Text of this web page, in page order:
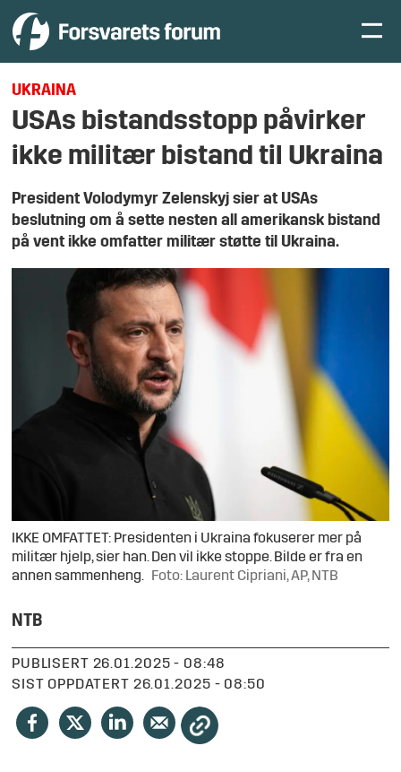
UKRAINA
USAs bistandsstopp påvirker
ikke militær bistand til Ukraina
President Volodymyr Zelenskyj sier at USAs
beslutning om å sette nesten all amerikansk bistand
på vent ikke omfatter militær støtte til Ukraina.
IKKE OMFATTET: Presidenten i Ukraina fokuserer mer på
militær hjelp, sier han. Den vil ikke stoppe. Bilde er fra en
annen sammenheng. Foto: Laurent Cipriani, AP, NTB
NTB
PUBLISERT
26.01.2025 - 08:48
SIST OPPDATERT
26.01.2025 - 08:50